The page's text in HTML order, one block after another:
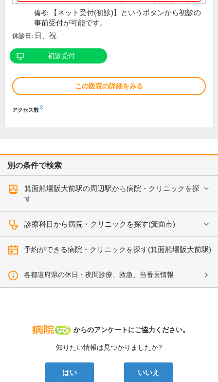
備考:
【ネット受付(初診)】というボタンから初診の
事前受付が可能です。
休診日: 日、祝
初診受付
この医院の詳細をみる
アクセス数※
別の条件で検索
箕面船場阪大前駅の周辺駅から病院・クリニックを探
す
診療科目から病院・クリニックを探す(箕面市)
予約ができる病院・クリニックを探す(箕面船場阪大前駅)
各都道府県の休日・夜間診療、救急、当番医情報
病院なび
からのアンケートにご協力ください。
知りたい情報は見つかりましたか?
はい いいえ